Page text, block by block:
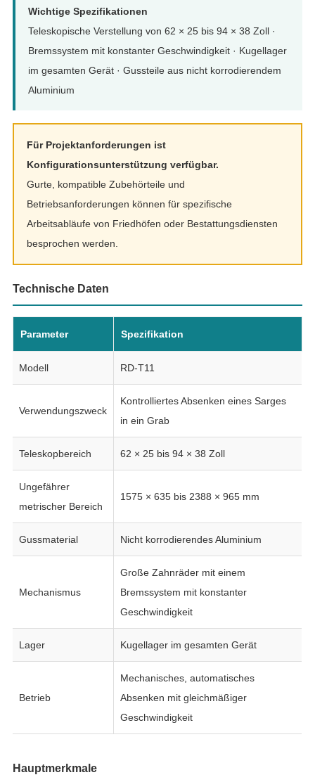
Wichtige Spezifikationen
Teleskopische Verstellung von 62 × 25 bis 94 × 38 Zoll ·
Bremssystem mit konstanter Geschwindigkeit · Kugellager
im gesamten Gerät · Gussteile aus nicht korrodierendem
Aluminium
Für Projektanforderungen ist
Konfigurationsunterstützung verfügbar.
Gurte, kompatible Zubehörteile und
Betriebsanforderungen können für spezifische
Arbeitsabläufe von Friedhöfen oder Bestattungsdiensten
besprochen werden.
Technische Daten
Parameter Spezifikation
Modell RD-T11
Verwendungszweck
Kontrolliertes Absenken eines Sarges
in ein Grab
Teleskopbereich 62 × 25 bis 94 × 38 Zoll
Ungefährer
metrischer Bereich
1575 × 635 bis 2388 × 965 mm
Gussmaterial Nicht korrodierendes Aluminium
Mechanismus
Große Zahnräder mit einem
Bremssystem mit konstanter
Geschwindigkeit
Lager Kugellager im gesamten Gerät
Betrieb
Mechanisches, automatisches
Absenken mit gleichmäßiger
Geschwindigkeit
Hauptmerkmale